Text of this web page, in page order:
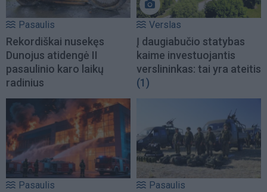
Pasaulis
Rekordiškai nusekęs
Dunojus atidengė II
pasaulinio karo laikų
radinius
Verslas
Į daugiabučio statybas
kaime investuojantis
verslininkas: tai yra ateitis
(1)
Pasaulis Pasaulis